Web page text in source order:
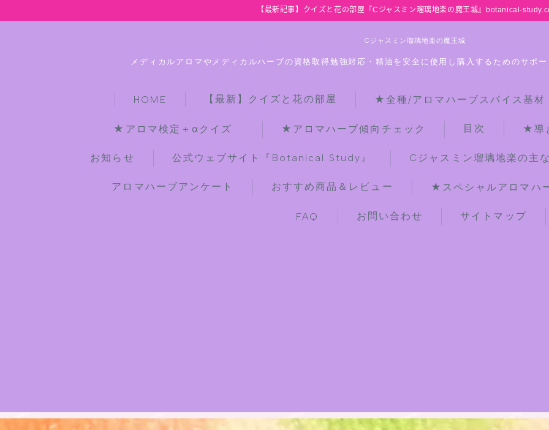
【最新記事】クイズと花の部屋『Cジャスミン瑠璃地楽の魔王城』botanical-
Cジャスミン瑠璃地楽の魔王城
メディカルアロマやメディカルハーブの資格取得勉強対応・精油を安全に使用し購入するためのサポ
HOME 【最新】クイズと花の部屋 ★全種/アロマハーブスパイス基
★アロマ検定＋αクイズ ★アロマハーブ傾向チェック 目次 ★導
お知らせ 公式ウェブサイト『Botanical Study』 Cジャスミン瑠璃地楽の主
アロマハーブアンケート おすすめ商品＆レビュー ★スペシャルアロマハ
FAQ お問い合わせ サイトマップ
【最新】クイズと花の部屋
★全種/アロマハーブスパイス基材 プ
お知らせ